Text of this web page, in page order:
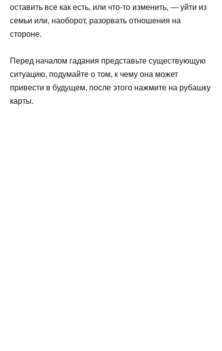
оставить все как есть, или что-то изменить, — уйти из
семьи или, наоборот, разорвать отношения на
стороне.
Перед началом гадания представьте существующую
ситуацию, подумайте о том, к чему она может
привести в будущем, после этого нажмите на рубашку
карты.